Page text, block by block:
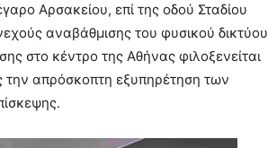
Αρσακείου, επί της οδού Σταδίου
αναβάθμισης του φυσικού δικτύου
στο κέντρο της Αθήνας φιλοξενείται
απρόσκοπτη εξυπηρέτηση των